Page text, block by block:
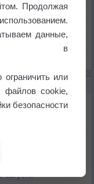
августа
Продолжая
данные,
в
или
файлов cookie,
безопасности